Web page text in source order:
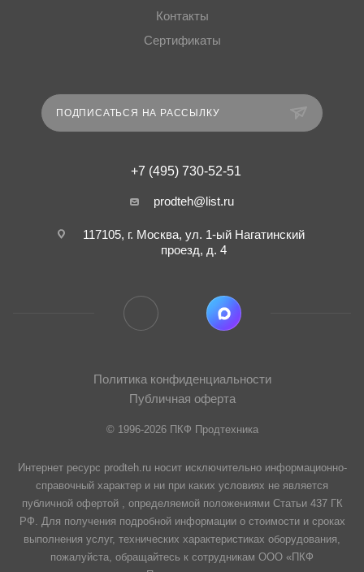
Контакты
Сертификаты
ПОДПИСАТЬСЯ НА РАССЫЛКУ
+7 (495) 730-52-51
prodteh@list.ru
117105, г. Москва, ул. 1-ый Нагатинский
проезд, д. 4
Политика конфиденциальности
Публичная оферта
© 1996-2026 ПКФ Продтехника
Интернет ресурс prodteh.ru носит исключительно информационно-
справочный характер и ни при каких условиях не является
публичной офертой , определяемой положениями Статьи 437 ГК
РФ. Для получения подробной информации о стоимости и сроках
выполнения услуг, технических характеристиках оборудования,
пожалуйста, обращайтесь к сотрудникам ООО «ПКФ